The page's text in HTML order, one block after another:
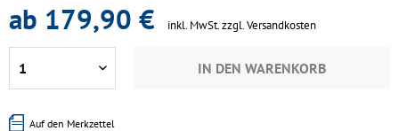
ab 179,90 € inkl. MwSt.zzgl. Versandkosten
IN DEN WARENKORB
Auf den Merkzettel